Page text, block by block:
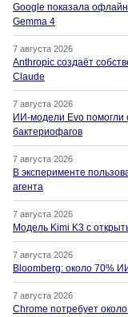
Google показала
Gemma 4
7 августа 2026
Anthropic создаёт
Claude
7 августа 2026
ИИ-модели Evo помогли
бактериофагов
7 августа 2026
В эксперименте
агента
7 августа 2026
Модель Kimi K3 с
7 августа 2026
Bloomberg: около 70%
7 августа 2026
Chrome потребует